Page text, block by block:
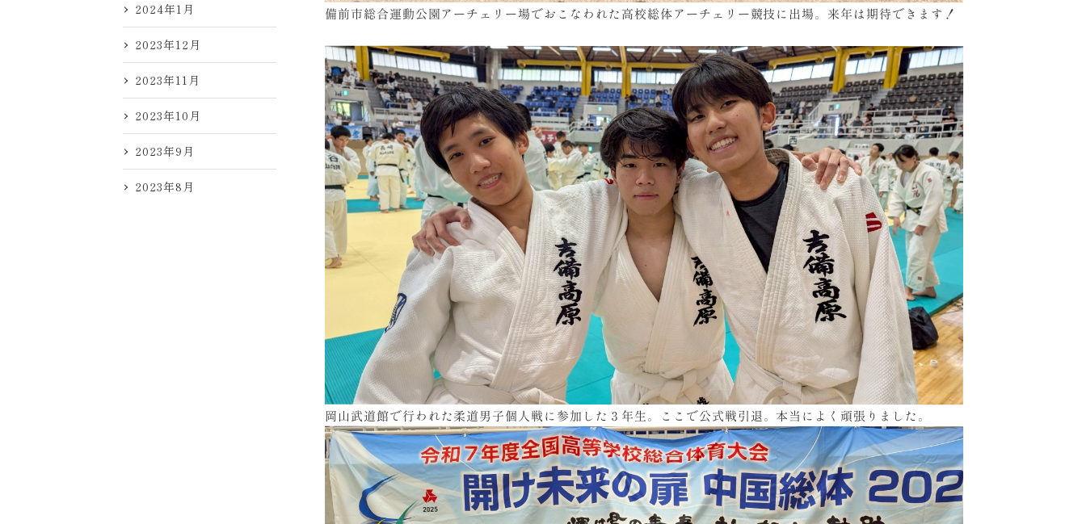
2024年1月
2023年12月
2023年11月
2023年10月
2023年9月
2023年8月
備前市総合運動公園アーチェリー場でおこなわれた高校総体アーチェリー競技に出場。来年は期待できます！
岡山武道館で行われた柔道男子個人戦に参加した３年生。ここで公式戦引退。本当によく頑張りました。